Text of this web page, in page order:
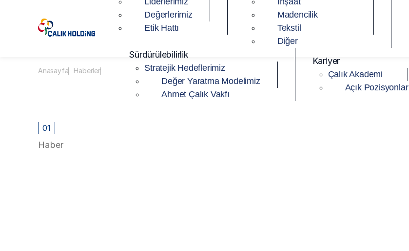
Değerlerimiz
Etik Hattı
Madencilik
Tekstil
Diğer
Sürdürülebilirlik
Stratejik Hedeflerimiz
Değer Yaratma Modelimiz
Ahmet Çalık Vakfı
Kariyer
Çalık Akademi
Açık Pozisyonlar
Anasayfa Haberler
01
Haber